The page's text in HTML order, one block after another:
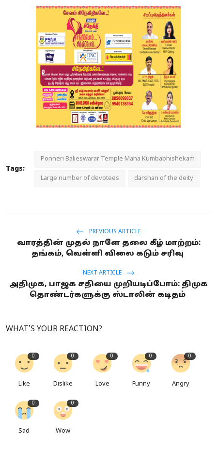
Tags:
Ponneri Balieswarar Temple Maha Kumbabhishekam
Large number of devotees darshan of the deity
PREVIOUS ARTICLE
வாரத்தின் முதல் நாளே தலை கீழ் மாற்றம்:
தங்கம், வெள்ளி விலை கடும் சரிவு
NEXT ARTICLE
அதிமுக, பாஜக சதியை முறியடிப்போம்: திமுக
தொண்டர்களுக்கு ஸ்டாலின் கடிதம்
WHAT'S YOUR REACTION?
0
Like
0
Dislike
0
Love
0
Funny
0
Angry
0
Sad
0
Wow